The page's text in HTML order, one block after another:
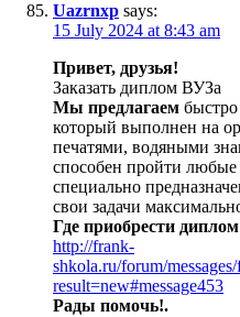
Uazrnxp says:
15 July 2024 at 8:43 am
Привет, друзья!
Заказать диплом ВУЗа
Мы предлагаем
который выполнен на
печатями, водяными
способен пройти
специально
свои задачи
Где приобрести
http://frank-
shkola.ru/forum/
result=new#message453
Рады помочь!.